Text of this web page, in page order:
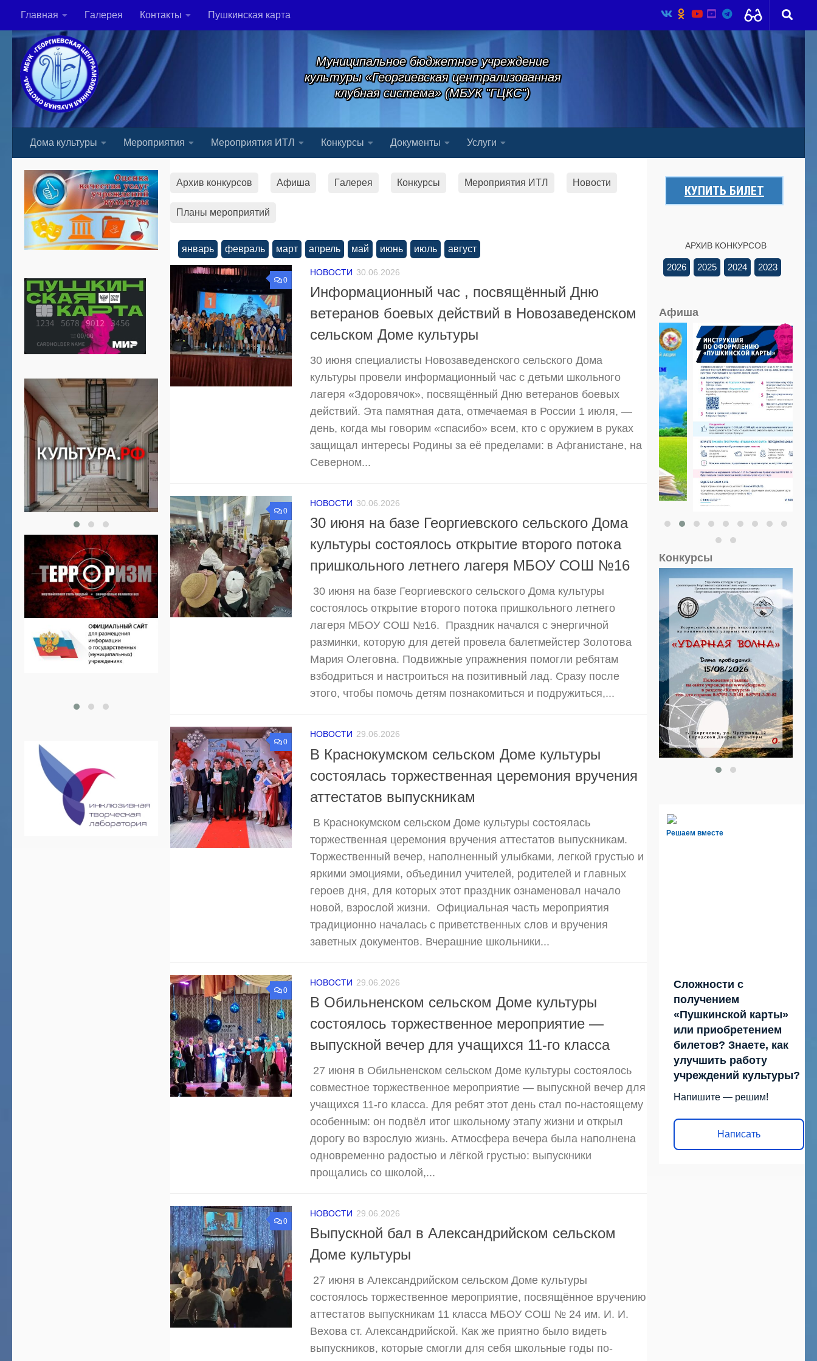
Skip to content
Главная Гaлерея Контакты Пушкинская карта
Муниципальное бюджетное учреждение
культуры «Георгиевская централизованная
клубная система» (МБУК "ГЦКС")
Дома культуры Мероприятия Мероприятия ИТЛ Конкурсы Документы Услуги
Архив конкурсов Афиша Гaлерея Конкурсы Мероприятия ИТЛ Новости
Планы мероприятий
январь февраль март апрель май июнь июль август
0
НОВОСТИ 30.06.2026
Информационный час , посвящённый Дню
ветеранов боевых действий в Новозаведенском
сельском Доме культуры
30 июня специалисты Новозаведенского сельского Дома
культуры провели информационный час с детьми школьного
лагеря «Здоровячок», посвящённый Дню ветеранов боевых
действий. Эта памятная дата, отмечаемая в России 1 июля, —
день, когда мы говорим «спасибо» всем, кто с оружием в руках
защищал интересы Родины за её пределами: в Афганистане, на
Северном...
0
НОВОСТИ 30.06.2026
30 июня на базе Георгиевского сельского Дома
культуры состоялось открытие второго потока
пришкольного летнего лагеря МБОУ СОШ №16
30 июня на базе Георгиевского сельского Дома культуры
состоялось открытие второго потока пришкольного летнего
лагеря МБОУ СОШ №16. Праздник начался с энергичной
разминки, которую для детей провела балетмейстер Золотова
Мария Олеговна. Подвижные упражнения помогли ребятам
взбодриться и настроиться на позитивный лад. Сразу после
этого, чтобы помочь детям познакомиться и подружиться,...
0
НОВОСТИ 29.06.2026
В Краснокумском сельском Доме культуры
состоялась торжественная церемония вручения
аттестатов выпускникам
В Краснокумском сельском Доме культуры состоялась
торжественная церемония вручения аттестатов выпускникам.
Торжественный вечер, наполненный улыбками, легкой грустью и
яркими эмоциями, объединил учителей, родителей и главных
героев дня, для которых этот праздник ознаменовал начало
новой, взрослой жизни. Официальная часть мероприятия
традиционно началась с приветственных слов и вручения
заветных документов. Вчерашние школьники...
0
НОВОСТИ 29.06.2026
В Обильненском сельском Доме культуры
состоялось торжественное мероприятие —
выпускной вечер для учащихся 11-го класса
27 июня в Обильненском сельском Доме культуры состоялось
совместное торжественное мероприятие — выпускной вечер для
учащихся 11-го класса. Для ребят этот день стал по-настоящему
особенным: он подвёл итог школьному этапу жизни и открыл
дорогу во взрослую жизнь. Атмосфера вечера была наполнена
одновременно радостью и лёгкой грустью: выпускники
прощались со школой,...
0
НОВОСТИ 29.06.2026
Выпускной бал в Александрийском сельском
Доме культуры
27 июня в Александрийском сельском Доме культуры
состоялось торжественное мероприятие, посвящённое вручению
аттестатов выпускникам 11 класса МБОУ СОШ № 24 им. И. И.
Вехова ст. Александрийской. Как же приятно было видеть
выпускников, которые смогли для себя школьные годы по-
КУПИТЬ БИЛЕТ
АРХИВ КОНКУРСОВ
2026 2025 2024 2023
Афиша
Конкурсы
Решаем вместе
Сложности с
получением
«Пушкинской карты»
или приобретением
билетов? Знаете, как
улучшить работу
учреждений культуры?
Напишите — решим!
Написать